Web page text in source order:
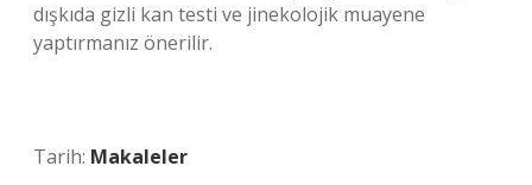
dışkıda gizli kan testi ve jinekolojik muayene
yaptırmanız önerilir.
Tarih: Makaleler